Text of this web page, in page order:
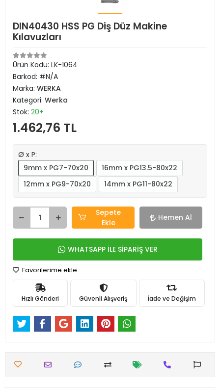
DIN40430 HSS PG Diş Düz Makine
Kılavuzları
Ürün Kodu: LK-1064
Barkod: #N/A
Marka: WERKA
Kategori: Werka
Stok: 20+
1.462,76 TL
Ø x P:
9mm x PG7-70x20
16mm x PG13.5-80x22
12mm x PG9-70x20
14mm x PG11-80x22
Sepete
Ekle
Hemen Al
WHATSAPP İLE SİPARİŞ VER
Favorilerime ekle
Hızlı Gönderi Güvenli Alışveriş İade ve Değişim